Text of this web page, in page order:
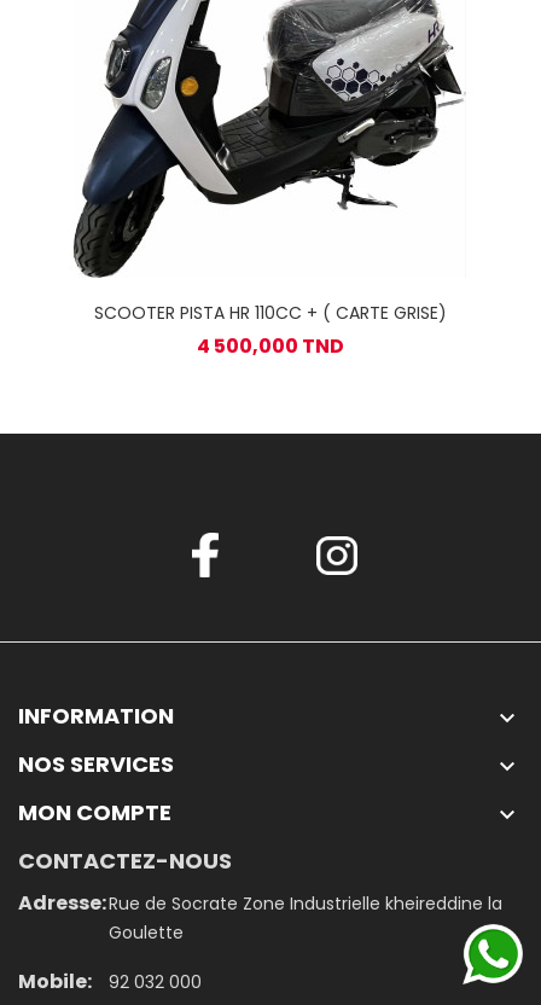
SCOOTER PISTA HR 110CC + ( CARTE GRISE)
4 500,000 TND
INFORMATION 
NOS SERVICES 
MON COMPTE 
CONTACTEZ-NOUS
Adresse:Rue de Socrate Zone Industrielle kheireddine la
Goulette
Mobile: 92 032 000